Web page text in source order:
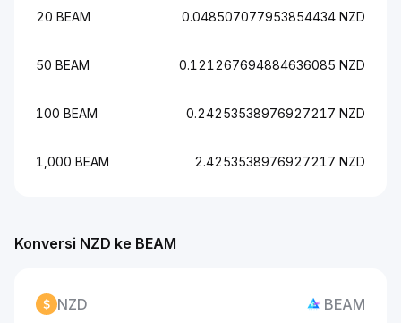
20 BEAM 0.048507077953854434 NZD
50 BEAM 0.121267694884636085 NZD
100 BEAM 0.24253538976927217 NZD
1,000 BEAM 2.4253538976927217 NZD
Konversi NZD ke BEAM
NZD BEAM